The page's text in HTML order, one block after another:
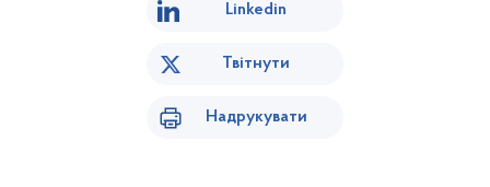
Linkedin
Твітнути
Надрукувати